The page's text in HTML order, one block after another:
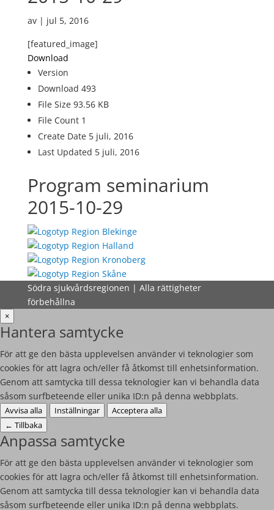
av | jul 5, 2016
[featured_image]
Download
Version
Download 493
File Size 93.56 KB
File Count 1
Create Date 5 juli, 2016
Last Updated 5 juli, 2016
Program seminarium
2015-10-29
Södra sjukvårdsregionen | Alla rättigheter
förbehållna
×
Hantera samtycke
För att ge den bästa upplevelsen använder vi teknologier som
cookies för att lagra och/eller få åtkomst till enhetsinformation.
Genom att samtycka till dessa teknologier kan vi behandla data
såsom surfbeteende eller unika ID:n på denna webbplats.
Avvisa alla Inställningar
Acceptera alla
← Tillbaka
Anpassa samtycke
För att ge den bästa upplevelsen använder vi teknologier som
cookies för att lagra och/eller få åtkomst till enhetsinformation.
Genom att samtycka till dessa teknologier kan vi behandla data
såsom surfbeteende eller unika ID:n på denna webbplats.